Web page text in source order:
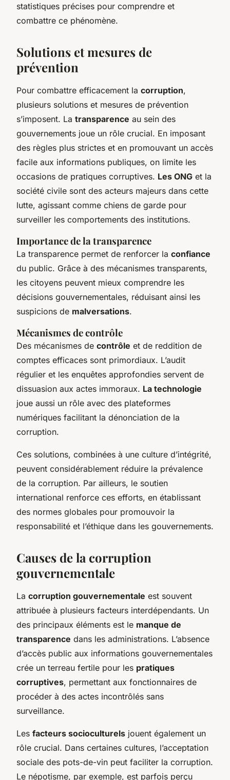
statistiques précises pour comprendre et
combattre ce phénomène.
Solutions et mesures de
prévention
Pour combattre efficacement la corruption,
plusieurs solutions et mesures de prévention
s’imposent. La transparence au sein des
gouvernements joue un rôle crucial. En imposant
des règles plus strictes et en promouvant un accès
facile aux informations publiques, on limite les
occasions de pratiques corruptives. Les ONG et la
société civile sont des acteurs majeurs dans cette
lutte, agissant comme chiens de garde pour
surveiller les comportements des institutions.
Importance de la transparence
La transparence permet de renforcer la confiance
du public. Grâce à des mécanismes transparents,
les citoyens peuvent mieux comprendre les
décisions gouvernementales, réduisant ainsi les
suspicions de malversations.
Mécanismes de contrôle
Des mécanismes de contrôle et de reddition de
comptes efficaces sont primordiaux. L’audit
régulier et les enquêtes approfondies servent de
dissuasion aux actes immoraux. La technologie
joue aussi un rôle avec des plateformes
numériques facilitant la dénonciation de la
corruption.
Ces solutions, combinées à une culture d’intégrité,
peuvent considérablement réduire la prévalence
de la corruption. Par ailleurs, le soutien
international renforce ces efforts, en établissant
des normes globales pour promouvoir la
responsabilité et l’éthique dans les gouvernements.
Causes de la corruption
gouvernementale
La corruption gouvernementale est souvent
attribuée à plusieurs facteurs interdépendants. Un
des principaux éléments est le manque de
transparence dans les administrations. L’absence
d’accès public aux informations gouvernementales
crée un terreau fertile pour les pratiques
corruptives, permettant aux fonctionnaires de
procéder à des actes incontrôlés sans
surveillance.
Les facteurs socioculturels jouent également un
rôle crucial. Dans certaines cultures, l’acceptation
sociale des pots-de-vin peut faciliter la corruption.
Le népotisme, par exemple, est parfois perçu